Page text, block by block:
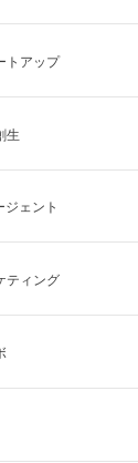
トアップ
生
ジェント
ティング